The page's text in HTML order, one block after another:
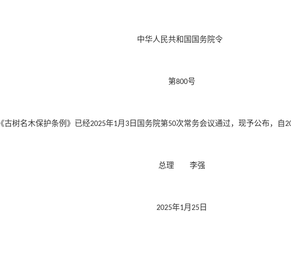
中华人民共和国国务院令
第800号
《古树名木保护条例》已经2025年1月 3 日国务院第50次常务会议通过，现予公布，自
总理 李强
2025年1月 25 日